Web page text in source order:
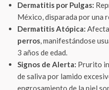
Dermatitis por Pulgas:
México, disparada por una
Dermatitis Atópica:
perros, manifestándose
3 años de edad.
Signos de Alerta: Prurito
de saliva por lamido
engrosamiento de la piel